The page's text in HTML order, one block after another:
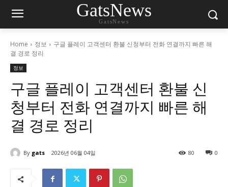
GatsNews
GatsNews
Home 정보
구글 플레이 고객센터 환불 신청부터 전화 연결까지 빠른 해
결 경로 정리
정보
구글 플레이 고객센터 환불 신
청부터 전화 연결까지 빠른 해
결 경로 정리
By gats 2026년 06월 04일 0
80